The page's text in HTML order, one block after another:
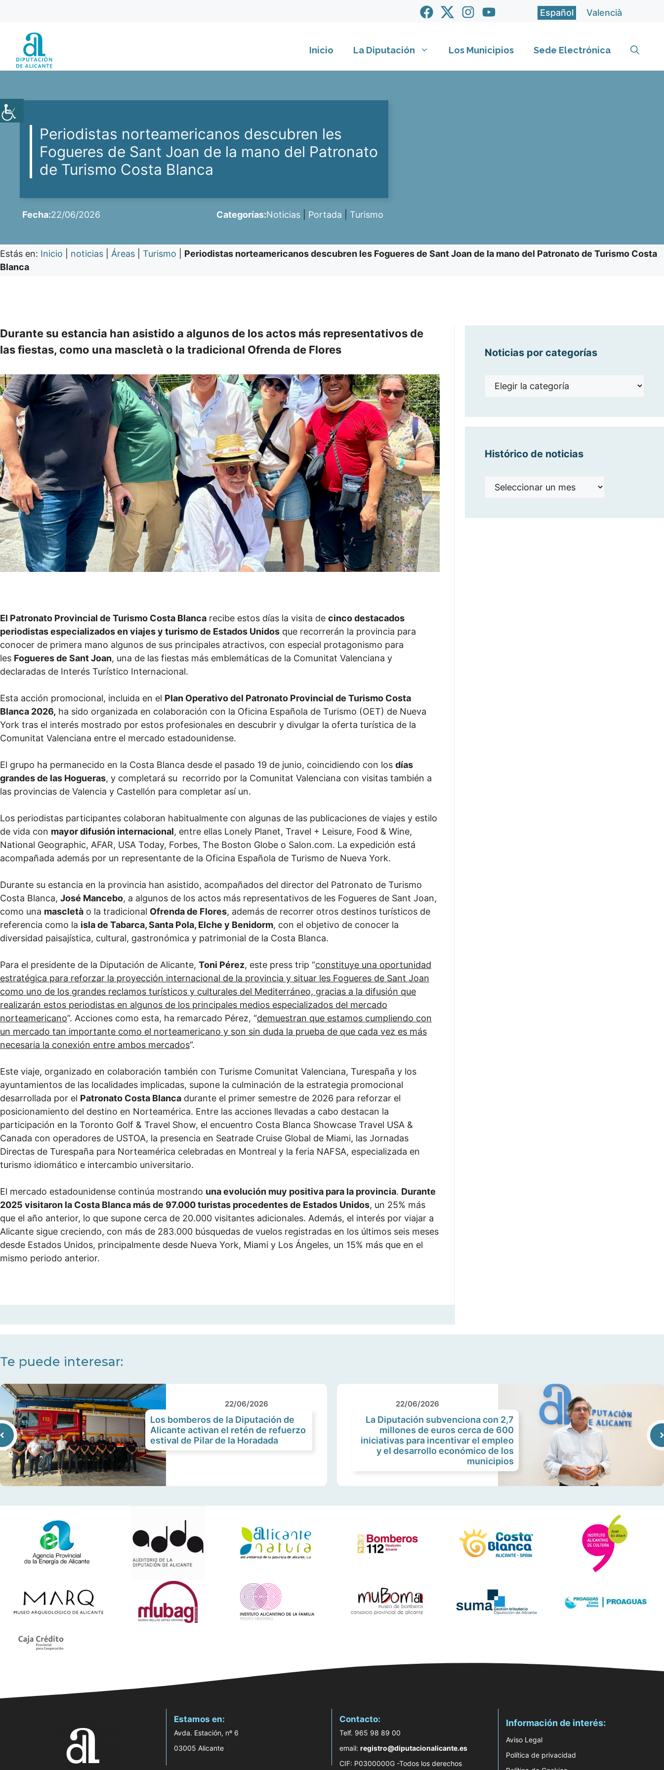
contenido
Español Valencià
Inicio La Diputación Los Municipios Sede Electrónica
Periodistas norteamericanos descubren les
Fogueres de Sant Joan de la mano del Patronato
de Turismo Costa Blanca
Fecha:22/06/2026 Categorías:Noticias Portada Turismo
Estás en: Inicio noticias Áreas Turismo
Periodistas norteamericanos descubren les Fogueres de Sant Joan de la mano del Patronato de Turismo Costa
Blanca
Durante su estancia han asistido a algunos de los actos más representativos de
las fiestas, como una mascletà o la tradicional Ofrenda de Flores
El Patronato Provincial de Turismo Costa Blanca recibe estos días la visita de cinco destacados
periodistas especializados en viajes y turismo de Estados Unidos que recorrerán la provincia para
conocer de primera mano algunos de sus principales atractivos, con especial protagonismo para
les Fogueres de Sant Joan, una de las fiestas más emblemáticas de la Comunitat Valenciana y
declaradas de Interés Turístico Internacional.
Esta acción promocional, incluida en el Plan Operativo del Patronato Provincial de Turismo Costa
Blanca 2026, ha sido organizada en colaboración con la Oficina Española de Turismo (OET) de Nueva
York tras el interés mostrado por estos profesionales en descubrir y divulgar la oferta turística de la
Comunitat Valenciana entre el mercado estadounidense.
El grupo ha permanecido en la Costa Blanca desde el pasado 19 de junio, coincidiendo con los días
grandes de las Hogueras, y completará su recorrido por la Comunitat Valenciana con visitas también a
las provincias de Valencia y Castellón para completar así un.
Los periodistas participantes colaboran habitualmente con algunas de las publicaciones de viajes y estilo
de vida con mayor difusión internacional, entre ellas Lonely Planet, Travel + Leisure, Food & Wine,
National Geographic, AFAR, USA Today, Forbes, The Boston Globe o Salon.com. La expedición está
acompañada además por un representante de la Oficina Española de Turismo de Nueva York.
Durante su estancia en la provincia han asistido, acompañados del director del Patronato de Turismo
Costa Blanca, José Mancebo, a algunos de los actos más representativos de les Fogueres de Sant Joan,
como una mascletà o la tradicional Ofrenda de Flores, además de recorrer otros destinos turísticos de
referencia como la isla de Tabarca, Santa Pola, Elche y Benidorm, con el objetivo de conocer la
diversidad paisajística, cultural, gastronómica y patrimonial de la Costa Blanca.
Para el presidente de la Diputación de Alicante, Toni Pérez, este press trip “constituye una oportunidad
estratégica para reforzar la proyección internacional de la provincia y situar les Fogueres de Sant Joan
como uno de los grandes reclamos turísticos y culturales del Mediterráneo, gracias a la difusión que
realizarán estos periodistas en algunos de los principales medios especializados del mercado
norteamericano”. Acciones como esta, ha remarcado Pérez, “demuestran que estamos cumpliendo con
un mercado tan importante como el norteamericano y son sin duda la prueba de que cada vez es más
necesaria la conexión entre ambos mercados”.
Este viaje, organizado en colaboración también con Turisme Comunitat Valenciana, Turespaña y los
ayuntamientos de las localidades implicadas, supone la culminación de la estrategia promocional
desarrollada por el Patronato Costa Blanca durante el primer semestre de 2026 para reforzar el
posicionamiento del destino en Norteamérica. Entre las acciones llevadas a cabo destacan la
participación en la Toronto Golf & Travel Show, el encuentro Costa Blanca Showcase Travel USA &
Canada con operadores de USTOA, la presencia en Seatrade Cruise Global de Miami, las Jornadas
Directas de Turespaña para Norteamérica celebradas en Montreal y la feria NAFSA, especializada en
turismo idiomático e intercambio universitario.
El mercado estadounidense continúa mostrando una evolución muy positiva para la provincia. Durante
2025 visitaron la Costa Blanca más de 97.000 turistas procedentes de Estados Unidos, un 25% más
que el año anterior, lo que supone cerca de 20.000 visitantes adicionales. Además, el interés por viajar a
Alicante sigue creciendo, con más de 283.000 búsquedas de vuelos registradas en los últimos seis meses
desde Estados Unidos, principalmente desde Nueva York, Miami y Los Ángeles, un 15% más que en el
mismo periodo anterior.
Noticias por categorías
Noticias
Histórico de noticias
Histórico
Te puede interesar:
22/06/2026
Los bomberos de la Diputación de
Alicante activan el retén de refuerzo
estival de Pilar de la Horadada
22/06/2026
La Diputación subvenciona con 2,7
millones de euros cerca de 600
iniciativas para incentivar el empleo
y el desarrollo económico de los
municipios
Estamos en:
Avda. Estación, nº 6
03005 Alicante
Contacto:
Telf. 965 98 89 00
email: registro@diputacionalicante.es
CIF: P0300000G -Todos los derechos
Información de interés:
Aviso Legal
Política de privacidad